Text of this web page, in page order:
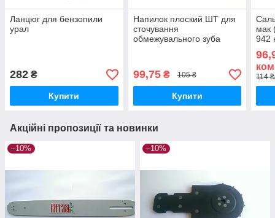
Ланцюг для бензопили
урал
282 ₴
Купити
Напилок плоский ШТ для
сточування
обмежувального зуба
99,75₴ 105 ₴
Купити
мак
942
114
Акційні пропозиції та новинки
–10% –10%